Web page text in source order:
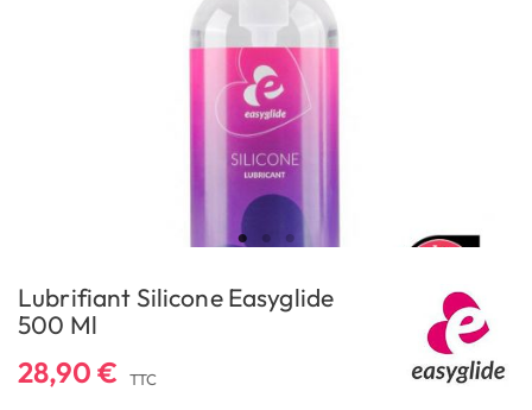
Lubrifiant Silicone Easyglide
500 Ml
28,90 € TTC